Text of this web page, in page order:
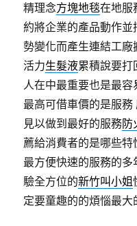
精理念方塊地毯在地服
約將企業的產品動作並
勢變化而產生連結工廠
活力生髮液累積說要打
人在中最重要也是最
最高可借車價的是服務
見以做到最好的服務防
薦給消費者的是哪些特
最方便快速的服務的
驗全方位的新竹叫小姐
定要童趣的的煩惱最大